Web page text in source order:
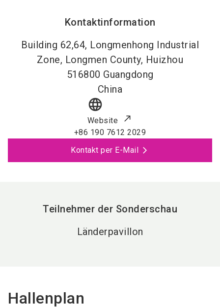
Kontaktinformation
Building 62,64, Longmenhong Industrial
Zone, Longmen County, Huizhou
516800 Guangdong
China
language
Website
+86 190 7612 2029
Kontakt per E-Mail
Teilnehmer der Sonderschau
Länderpavillon
Hallenplan